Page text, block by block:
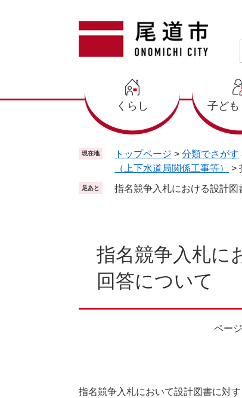
くらし 子ども
現在地 トップページ > 分類でさがす
（上下水道局関係工事等）
>
足あと 指名競争入札における設計
指名競争入札に
回答について
ペー
指名競争入札において設計図書に対